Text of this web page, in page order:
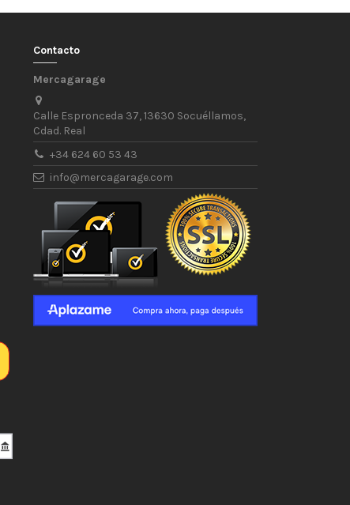
Contacto
Mercagarage
Calle Espronceda 37, 13630 Socuéllamos,
Cdad. Real
+34 624 60 53 43
info@mercagarage.com